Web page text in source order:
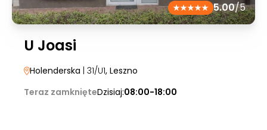
5.00/5
U Joasi
Holenderska | 31/U1, Leszno
Teraz zamknięteDzisiaj:08:00-18:00